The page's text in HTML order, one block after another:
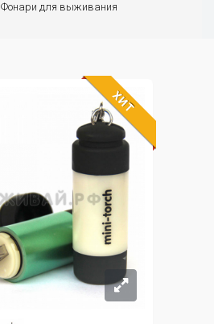
Фонари для выживания
ХИТ